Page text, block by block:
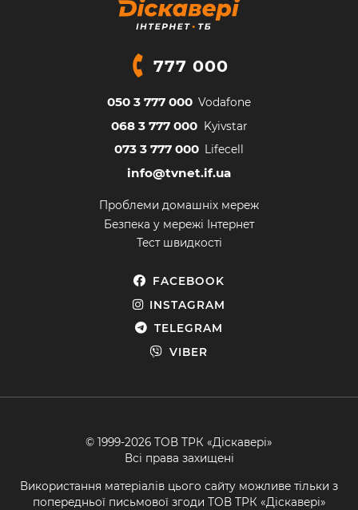
777 000
050 3 777 000 Vodafone
068 3 777 000 Kyivstar
073 3 777 000 Lifecell
info@tvnet.if.ua
Проблеми домашніх мереж
Безпека у мережі Інтернет
Тест швидкості
FACEBOOK
INSTAGRAM
TELEGRAM
VIBER
© 1999-2026 ТОВ ТРК «Діскавері»
Всі права захищені
Використання матеріалів цього сайту можливе тільки з
попередньої письмової згоди ТОВ ТРК «Діскавері»